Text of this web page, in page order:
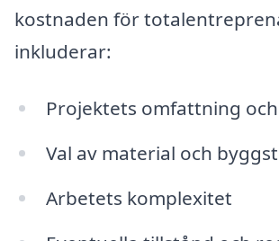
kostnaden för
inkluderar:
Projektets omfattning
Val av material och
Arbetets komplexitet